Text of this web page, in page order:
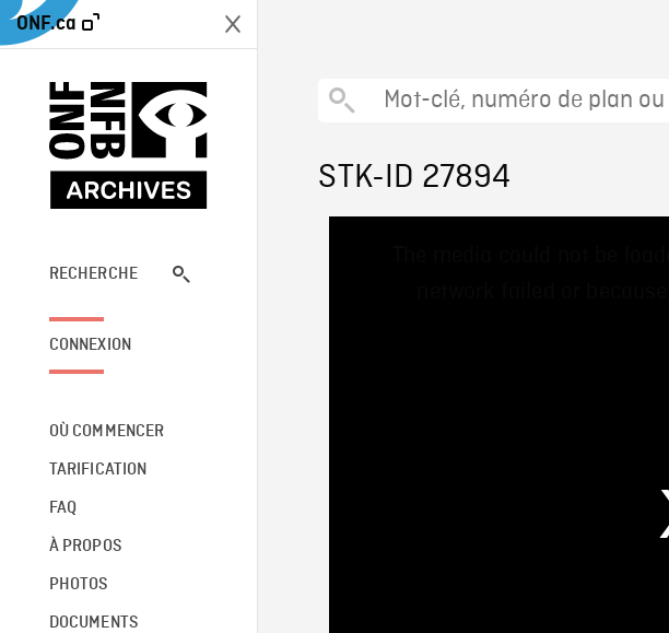
ONF.ca
RECHERCHE
CONNEXION
OÙ COMMENCER
TARIFICATION
FAQ
À PROPOS
PHOTOS
DOCUMENTS
STK-ID 27894